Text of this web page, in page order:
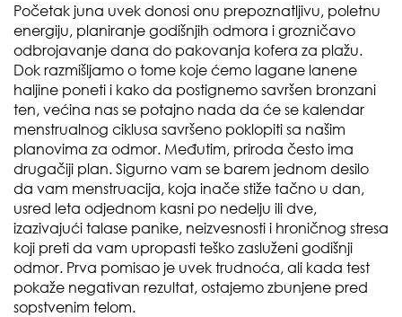
Početak juna uvek donosi onu prepoznatljivu, poletnu
energiju, planiranje godišnjih odmora i grozničavo
odbrojavanje dana do pakovanja kofera za plažu.
Dok razmišljamo o tome koje ćemo lagane lanene
haljine poneti i kako da postignemo savršen bronzani
ten, većina nas se potajno nada da će se kalendar
menstrualnog ciklusa savršeno poklopiti sa našim
planovima za odmor. Međutim, priroda često ima
drugačiji plan. Sigurno vam se barem jednom desilo
da vam menstruacija, koja inače stiže tačno u dan,
usred leta odjednom kasni po nedelju ili dve,
izazivajući talase panike, neizvesnosti i hroničnog stresa
koji preti da vam upropasti teško zasluženi godišnji
odmor. Prva pomisao je uvek trudnoća, ali kada test
pokaže negativan rezultat, ostajemo zbunjene pred
sopstvenim telom.